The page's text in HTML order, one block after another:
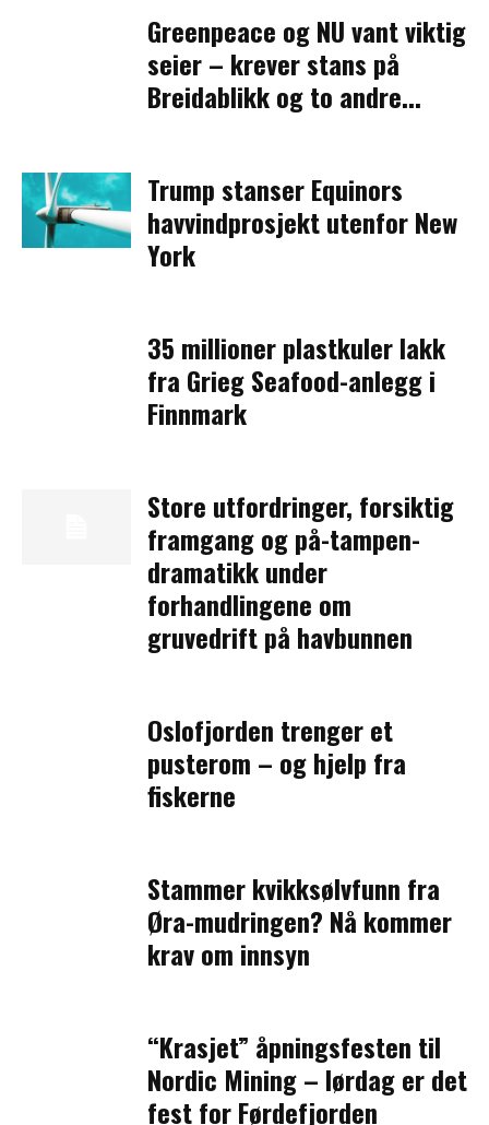
Greenpeace og NU vant viktig
seier – krever stans på
Breidablikk og to andre...
Trump stanser Equinors
havvindprosjekt utenfor New
York
35 millioner plastkuler lakk
fra Grieg Seafood-anlegg i
Finnmark
Store utfordringer, forsiktig
framgang og på-tampen-
dramatikk under
forhandlingene om
gruvedrift på havbunnen
Oslofjorden trenger et
pusterom – og hjelp fra
fiskerne
Stammer kvikksølvfunn fra
Øra-mudringen? Nå kommer
krav om innsyn
“Krasjet” åpningsfesten til
Nordic Mining – lørdag er det
fest for Førdefjorden